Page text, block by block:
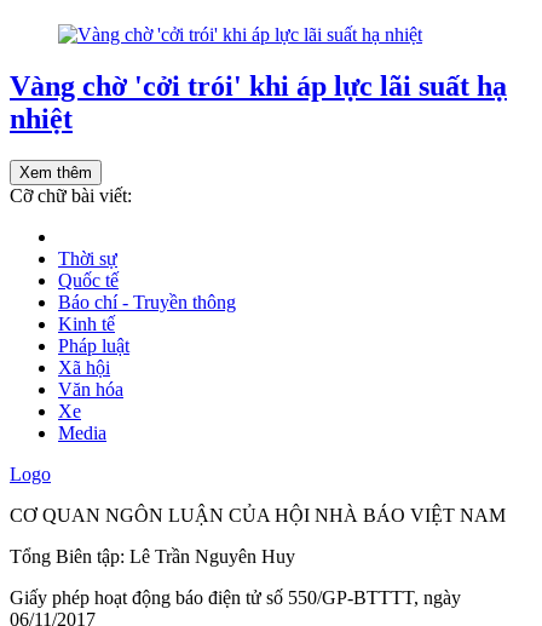
Vàng chờ 'cởi trói' khi áp lực lãi suất hạ
nhiệt
Xem thêm
Cỡ chữ bài viết:
Thời sự
Quốc tế
Báo chí - Truyền thông
Kinh tế
Pháp luật
Xã hội
Văn hóa
Xe
Media
Logo
CƠ QUAN NGÔN LUẬN CỦA HỘI NHÀ BÁO VIỆT NAM
Tổng Biên tập: Lê Trần Nguyên Huy
Giấy phép hoạt động báo điện tử số 550/GP-BTTTT, ngày
06/11/2017